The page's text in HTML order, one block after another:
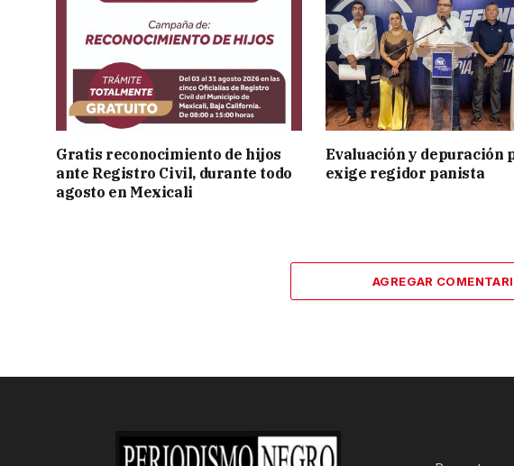
Gratis reconocimiento de hijos
ante Registro Civil, durante todo
agosto en Mexicali
Evaluación y depuración
exige regidor panista
AGREGAR